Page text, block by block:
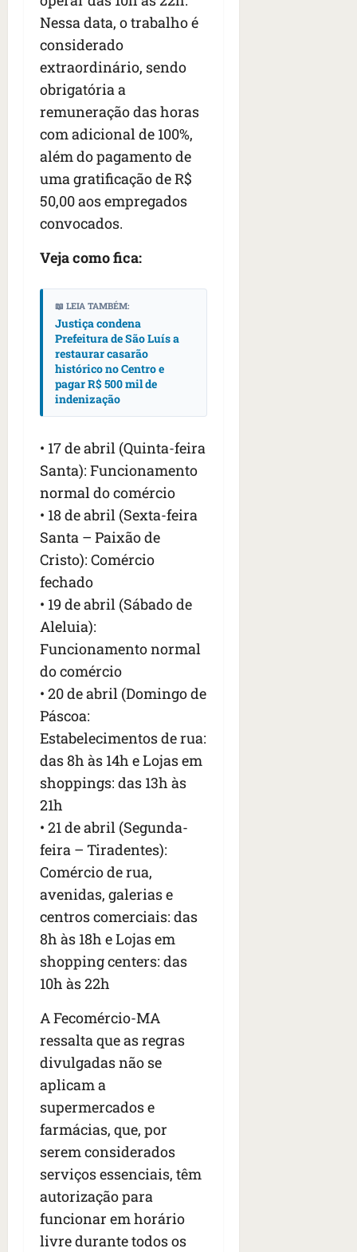
Nessa data, o trabalho é
considerado
extraordinário, sendo
obrigatória a
remuneração das horas
com adicional de 100%,
além do pagamento de
uma gratificação de R$
50,00 aos empregados
convocados.
Veja como fica:
📖 LEIA TAMBÉM:
Justiça condena
Prefeitura de São Luís a
restaurar casarão
histórico no Centro e
pagar R$ 500 mil de
indenização
• 17 de abril (Quinta-feira
Santa): Funcionamento
normal do comércio
• 18 de abril (Sexta-feira
Santa – Paixão de
Cristo): Comércio
fechado
• 19 de abril (Sábado de
Aleluia):
Funcionamento normal
do comércio
• 20 de abril (Domingo de
Páscoa:
Estabelecimentos de rua:
das 8h às 14h e Lojas em
shoppings: das 13h às
21h
• 21 de abril (Segunda-
feira – Tiradentes):
Comércio de rua,
avenidas, galerias e
centros comerciais: das
8h às 18h e Lojas em
shopping centers: das
10h às 22h
A Fecomércio-MA
ressalta que as regras
divulgadas não se
aplicam a
supermercados e
farmácias, que, por
serem considerados
serviços essenciais, têm
autorização para
funcionar em horário
livre durante todos os